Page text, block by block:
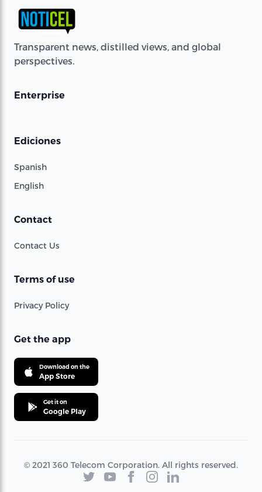
Transparent news, distilled views, and global
perspectives.
Enterprise
Ediciones
Spanish
English
Contact
Contact Us
Terms of use
Privacy Policy
Get the app
Download on the
App Store
Get it on
Google Play
© 2021 360 Telecom Corporation. All rights reserved.